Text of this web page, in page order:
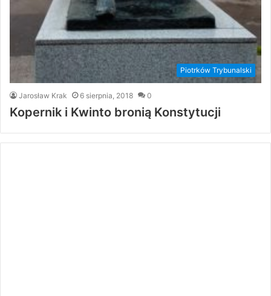
Piotrków Trybunalski
Jarosław Krak 6 sierpnia, 2018 0
Kopernik i Kwinto bronią Konstytucji